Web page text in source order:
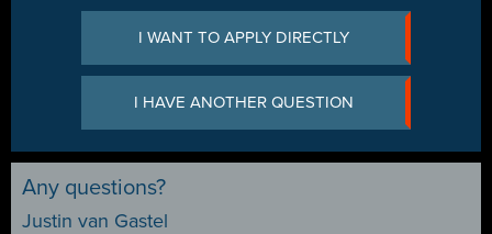
I WANT TO APPLY DIRECTLY
I HAVE ANOTHER QUESTION
Any questions?
Justin van Gastel